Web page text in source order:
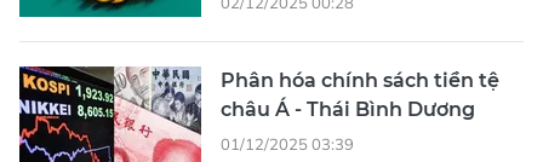
Phân hóa chính sách tiền tệ
châu Á - Thái Bình Dương
01/12/2025 03:39